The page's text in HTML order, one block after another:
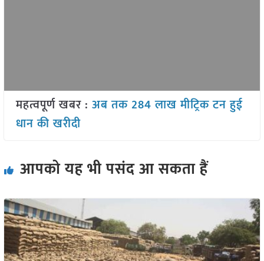
महत्वपूर्ण खबर : अब तक 284 लाख मीट्रिक टन हुई
धान की खरीदी
आपको यह भी पसंद आ सकता हैं